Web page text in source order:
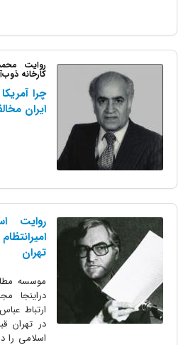
روایت محمد
کارخانه
چرا
ایران
روایت
تهران
موسسه
دراینجا
ارتباط عباس
در تهران
اسلامی را